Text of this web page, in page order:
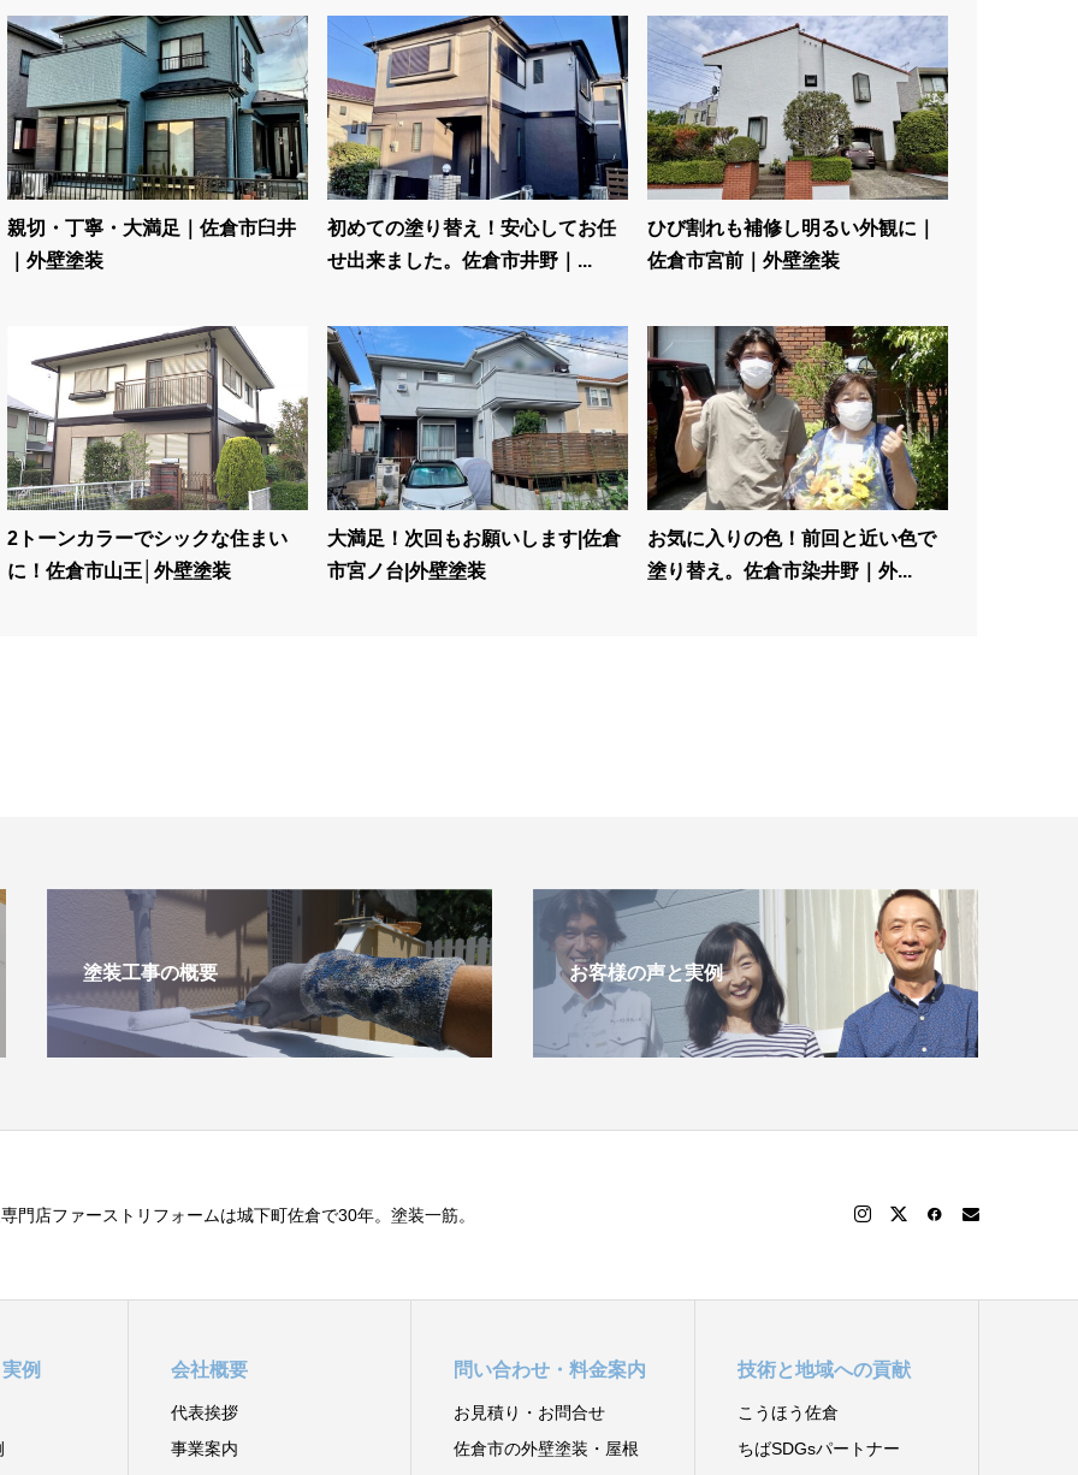
親切・丁寧・大満足｜佐倉市臼井
｜外壁塗装
初めての塗り替え！安心してお任
せ出来ました。佐倉市井野｜...
ひび割れも補修し明るい外観に｜
佐倉市宮前｜外壁塗装
2トーンカラーでシックな住まい
に！佐倉市山王│外壁塗装
大満足！次回もお願いします|佐倉
市宮ノ台|外壁塗装
お気に入りの色！前回と近い色で
塗り替え。佐倉市染井野｜外...
塗装工事の概要 お客様の声と実例
門店ファーストリフォームは城下町佐倉で30年。塗装一筋。
例 会社概要
代表挨拶
事業案内
問い合わせ・料金案内
お見積り・お問合せ
佐倉市の外壁塗装・屋根
技術と地域への貢献
こうほう佐倉
ちばSDGsパートナー